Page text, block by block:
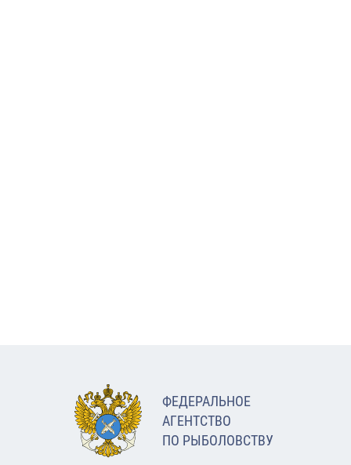
ФЕДЕРАЛЬНОЕ
АГЕНТСТВО
ПО РЫБОЛОВСТВУ